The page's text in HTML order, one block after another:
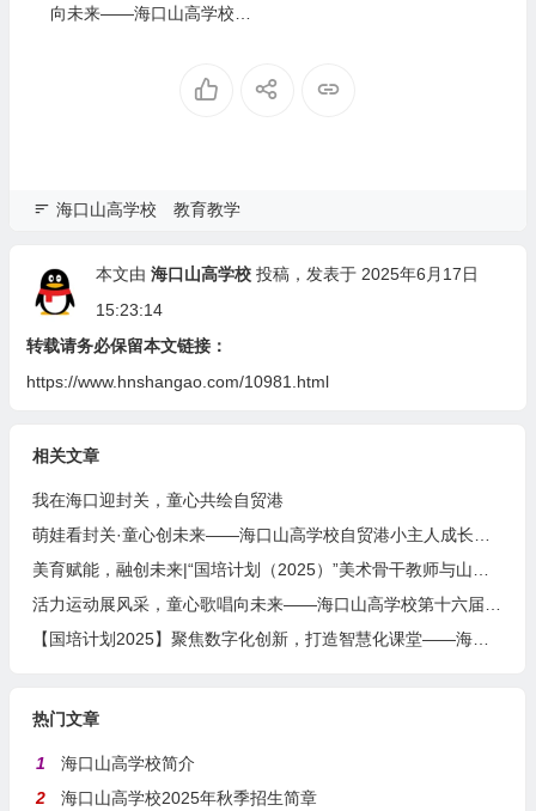
向未来——海口山高学校第
海口山高学校 教育教学
本文由 海口山高学校 投稿，发表于 2025年6月17日
15:23:14
转载请务必保留本文链接：
https://www.hnshangao.com/10981.html
相关文章
我在海口迎封关，童心共绘自贸港
【国培计划2025】聚焦数字化创新，打造智慧化课堂——海南省中小学教育集团数字化转型学科骨干教师数字化教学创新能力提升培训
热门文章
1
海口山高学校简介
2
海口山高学校2025年秋季招生简章